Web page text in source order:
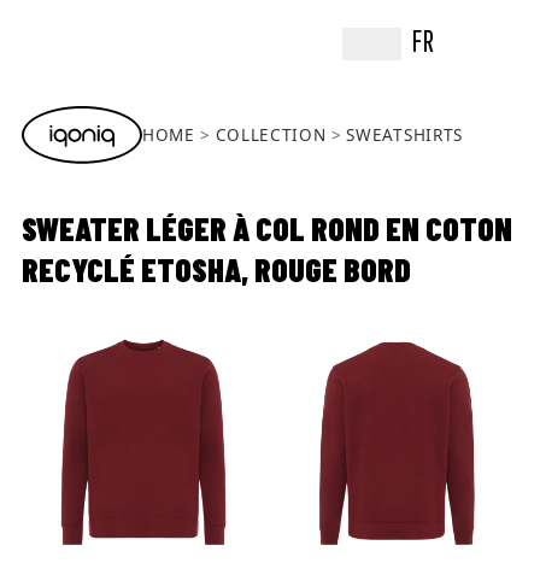
FR
HOME COLLECTION SWEATSHIRTS
SWEATER LÉGER À COL ROND EN COTON
RECYCLÉ ETOSHA, ROUGE BORD